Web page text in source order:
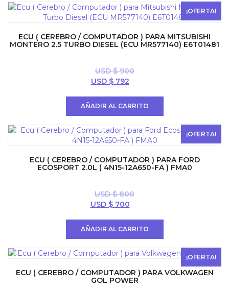
¡OFERTA!
ECU ( CEREBRO / COMPUTADOR ) PARA MITSUBISHI
MONTERO 2.5 TURBO DIESEL (ECU MR577140) E6T01481
USD $900
El
$ 900.
USD $792El
$ 792.
AÑADIR AL CARRITO
¡OFERTA!
ECU ( CEREBRO / COMPUTADOR ) PARA FORD
ECOSPORT 2.0L ( 4N15-12A650-FA ) FMA0
USD $800
El
era:
$ 800.
USD $700El
es:
$ 700.
AÑADIR AL CARRITO
¡OFERTA!
ECU ( CEREBRO / COMPUTADOR ) PARA VOLKWAGEN
GOL POWER